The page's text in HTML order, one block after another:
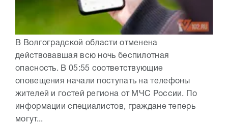
В Волгоградской области отменена
действовавшая всю ночь беспилотная
опасность. В 05:55 соответствующие
оповещения начали поступать на телефоны
жителей и гостей региона от МЧС России. По
информации специалистов, граждане теперь
могут...